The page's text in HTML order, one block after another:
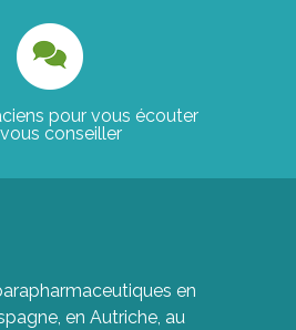
pour vous écouter
conseiller
en
en Autriche, au